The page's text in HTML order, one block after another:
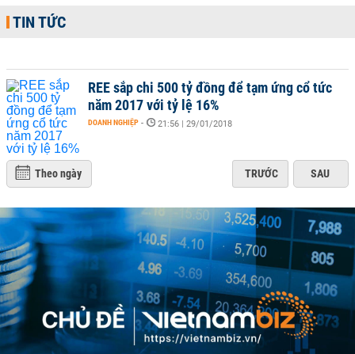
TIN TỨC
REE sắp chi 500 tỷ đồng để tạm ứng cổ tức
năm 2017 với tỷ lệ 16%
DOANH NGHIỆP - 21:56 | 29/01/2018
Theo ngày TRƯỚC SAU